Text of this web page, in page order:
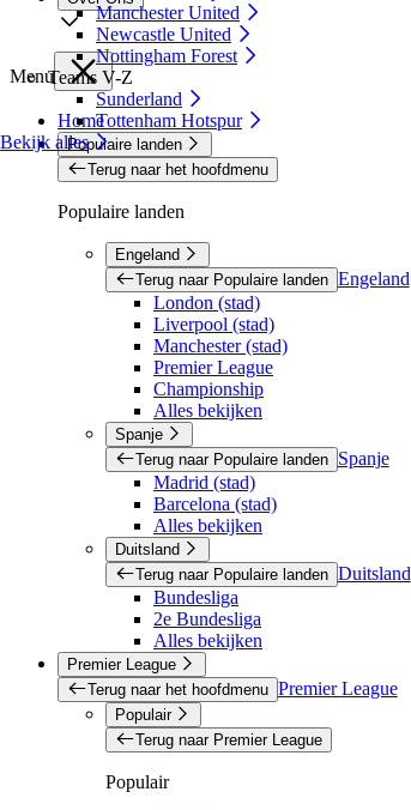
Manchester United
Newcastle United
Nottingham Forest
Teams V-Z
Sunderland
Tottenham Hotspur
Bekijk alles
Menu
Home
Populaire landen
Terug naar het hoofdmenu
Populaire landen
Engeland
Terug naar Populaire landen Engeland
London (stad)
Liverpool (stad)
Manchester (stad)
Premier League
Championship
Alles bekijken
Spanje
Terug naar Populaire landen
Spanje
Madrid (stad)
Barcelona (stad)
Alles bekijken
Duitsland
Terug naar Populaire landen Duitsland
Bundesliga
2e Bundesliga
Alles bekijken
Premier League
Terug naar het hoofdmenu Premier League
Populair
Terug naar Premier League
Populair